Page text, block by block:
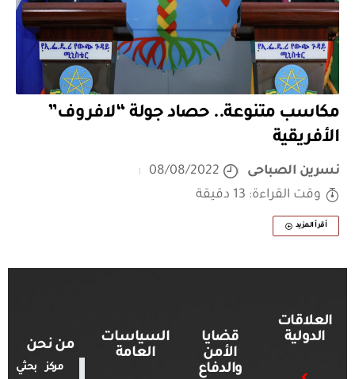
مكاسب متنوعة.. حصاد جولة “لافروف”
الأفريقية
نسرين الصباحى
08/08/2022
وقت القراءة: 13 دقيقة
أقرأ المزيد
العلاقات
الدولية
قضايا
الأمن
والدفاع
السياسات
العامة
من نحن
مركز بحثي